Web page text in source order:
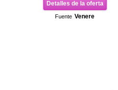
Detalles de la oferta
Fuente Venere